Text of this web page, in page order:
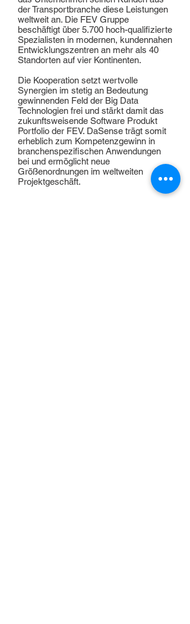
der Transportbranche diese Leistungen
weltweit an. Die FEV Gruppe
beschäftigt über 5.700 hoch-qualifizierte
Spezialisten in modernen, kundennahen
Entwicklungszentren an mehr als 40
Standorten auf vier Kontinenten.
Die Kooperation setzt wertvolle
Synergien im stetig an Bedeutung
gewinnenden Feld der Big Data
Technologien frei und stärkt damit das
zukunftsweisende Software Produkt
Portfolio der FEV. DaSense trägt somit
erheblich zum Kompetenzgewinn in
branchenspezifischen Anwendungen
bei und ermöglicht neue
Größenordnungen im weltweiten
Projektgeschäft.